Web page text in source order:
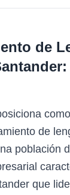
de
de
población
que